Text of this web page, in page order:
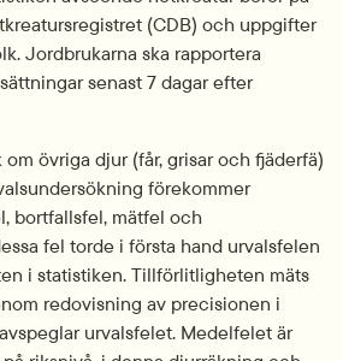
(CDB) och uppgifter
Jordbrukarna ska rapportera
senast 7 dagar efter
övriga djur (får, grisar och fjäderfä)
förekommer
bortfallsfel, mätfel och
fel torde i första hand urvalsfelen
i statistiken. Tillförlitligheten mäts
redovisning av precisionen i
urvalsfelet. Medelfelet är